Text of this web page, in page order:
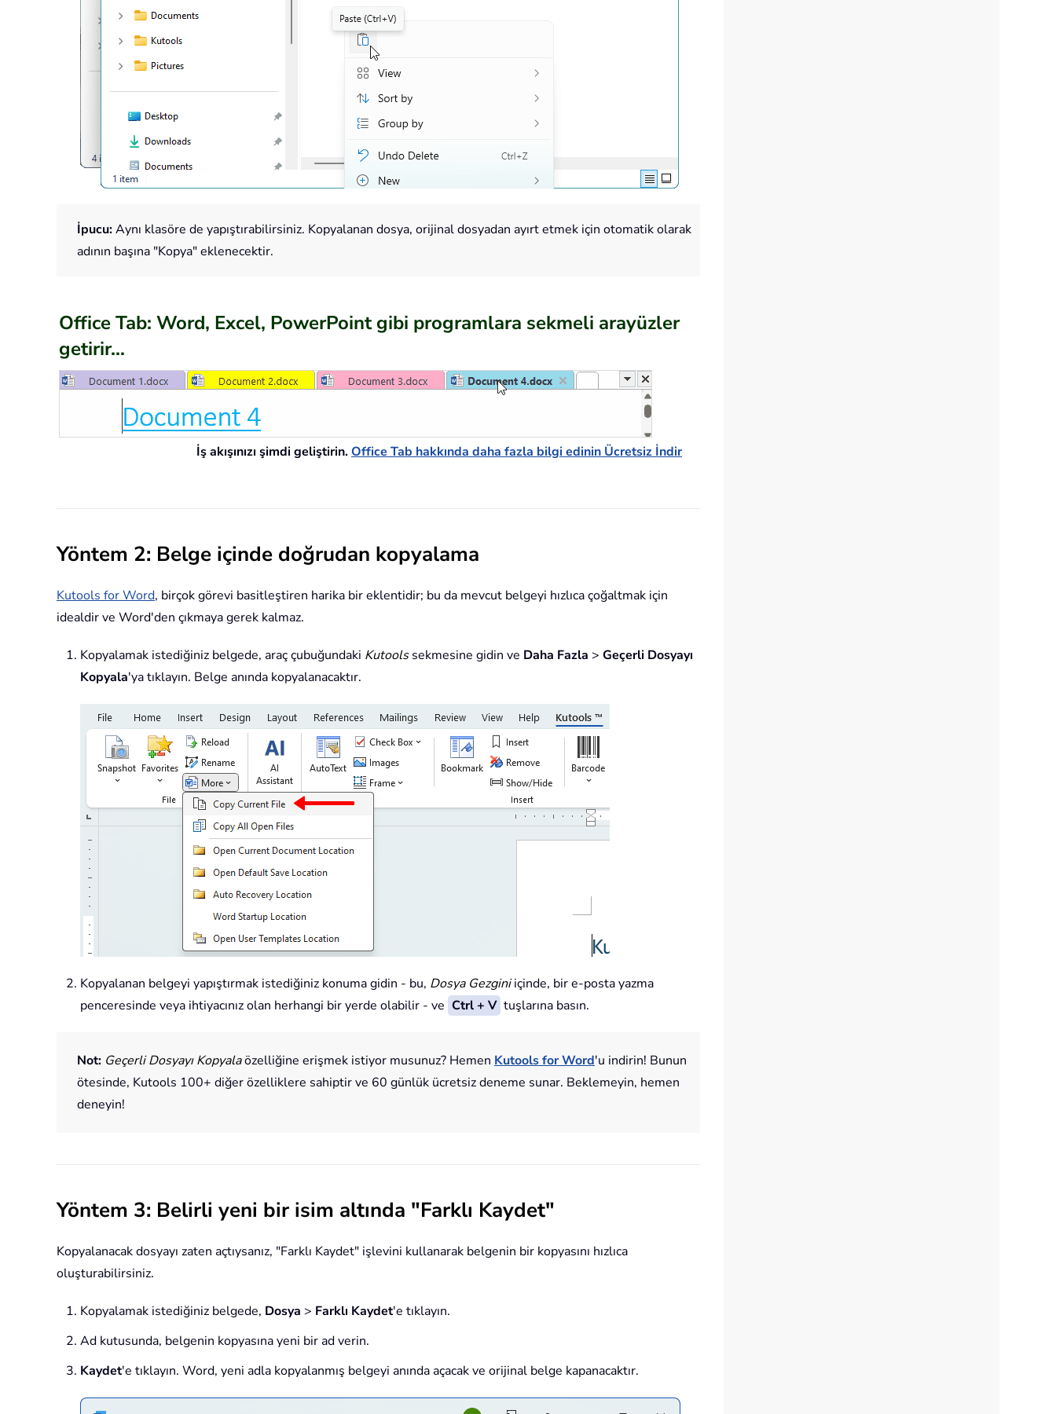
İpucu:Aynı klasöre de yapıştırabilirsiniz. Kopyalanan dosya, orijinal dosyadan ayırt etmek için otomatik olarak
adının başına "Kopya" eklenecektir.
Office Tab: Word, Excel, PowerPoint gibi programlara sekmeli arayüzler
getirir...
İş akışınızı şimdi geliştirin.Office Tab hakkında daha fazla bilgi edinin Ücretsiz İndir
Yöntem 2: Belge içinde doğrudan kopyalama
Kutools for Word, birçok görevi basitleştiren harika bir eklentidir; bu da mevcut belgeyi hızlıca çoğaltmak için
idealdir ve Word'den çıkmaya gerek kalmaz.
Kopyalamak istediğiniz belgede, araç çubuğundaki Kutools sekmesine gidin ve Daha Fazla > Geçerli Dosyayı
Kopyala'ya tıklayın. Belge anında kopyalanacaktır.
Kopyalanan belgeyi yapıştırmak istediğiniz konuma gidin - bu, Dosya Gezginiiçinde, bir e-posta yazma
penceresinde veya ihtiyacınız olan herhangi bir yerde olabilir - ve Ctrl + V tuşlarına basın.
Not: Geçerli Dosyayı Kopyalaözelliğine erişmek istiyor musunuz? Hemen Kutools for Word'u indirin! Bunun
ötesinde, Kutools 100+ diğer özelliklere sahiptir ve 60 günlük ücretsiz deneme sunar. Beklemeyin, hemen
deneyin!
Yöntem 3: Belirli yeni bir isim altında "Farklı Kaydet"
Kopyalanacak dosyayı zaten açtıysanız, "Farklı Kaydet" işlevini kullanarak belgenin bir kopyasını hızlıca
oluşturabilirsiniz.
Kopyalamak istediğiniz belgede, Dosya > Farklı Kaydet'e tıklayın.
Ad kutusunda, belgenin kopyasına yeni bir ad verin.
Kaydet'e tıklayın. Word, yeni adla kopyalanmış belgeyi anında açacak ve orijinal belge kapanacaktır.